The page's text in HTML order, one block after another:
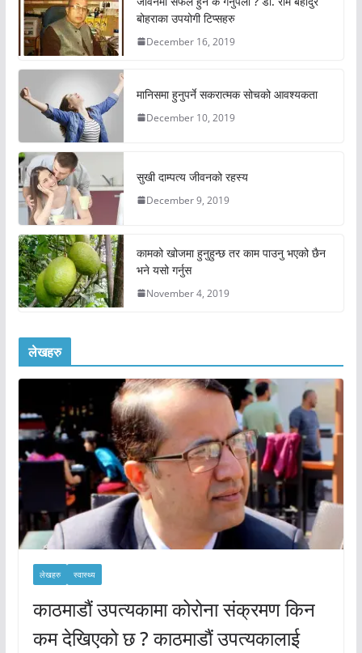
बोहराका उपयोगी टिप्सहरु
December 16, 2019
मानिसमा हुनुपर्ने सकरात्मक सोचको आवश्यकता
December 10, 2019
सुखी दाम्पत्य जीवनको रहस्य
December 9, 2019
कामको खोजमा हुनुहुन्छ तर काम पाउनु भएको छैन
भने यसो गर्नुस
November 4, 2019
लेखहरु
लेखहरु स्वास्थ्य
काठमाडौं उपत्यकामा कोरोना संक्रमण किन
कम देखिएको छ ? काठमाडौं उपत्यकालाई